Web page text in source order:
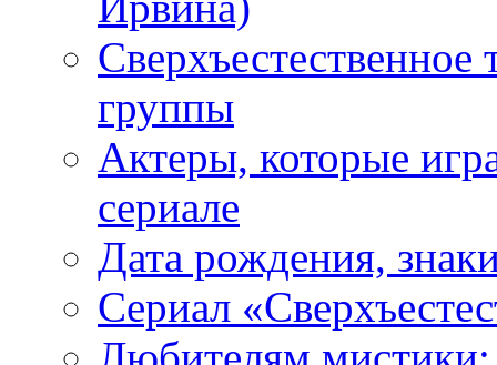
Сверхъестественное
группы
Актеры, которые
сериале
Дата рождения,
Сериал